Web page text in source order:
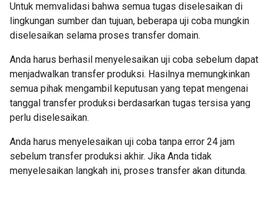
Untuk memvalidasi bahwa semua tugas diselesaikan di
lingkungan sumber dan tujuan, beberapa uji coba mungkin
diselesaikan selama proses transfer domain.
Anda harus berhasil menyelesaikan uji coba sebelum dapat
menjadwalkan transfer produksi. Hasilnya memungkinkan
semua pihak mengambil keputusan yang tepat mengenai
tanggal transfer produksi berdasarkan tugas tersisa yang
perlu diselesaikan.
Anda harus menyelesaikan uji coba tanpa error 24 jam
sebelum transfer produksi akhir. Jika Anda tidak
menyelesaikan langkah ini, proses transfer akan ditunda.